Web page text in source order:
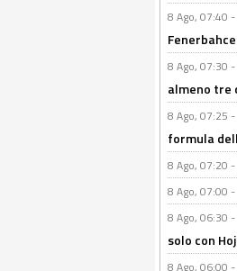
8 Ago, 07:40 -
8 Ago, 07:30 -
almeno tre
8 Ago, 07:25 -
formula
8 Ago, 07:20 -
8 Ago, 07:00 -
8 Ago, 06:30 -
solo con
8 Ago, 06:00 -